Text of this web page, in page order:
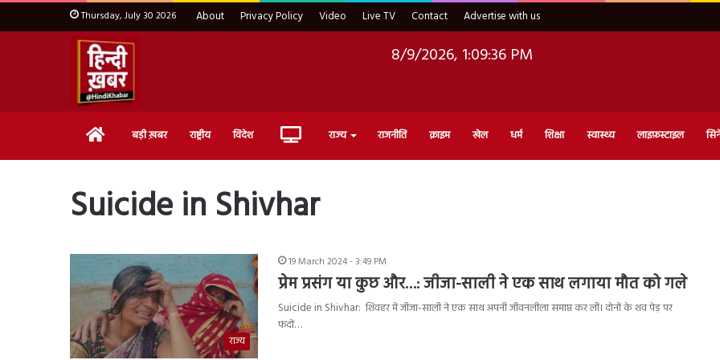
Thursday, July 30 2026 About Privacy Policy Video Live TV Contact Advertise with us
8/9/2026, 1:09:37 PM
Home बड़ी ख़बर राष्ट्रीय विदेश Live राज्य राजनीति क्राइम खेल धर्म शिक्षा स्वास्थ्य लाइफ़स्टाइल
Suicide in Shivhar
राज्य
19 March 2024 - 3:49 PM
प्रेम प्रसंग या कुछ और…: जीजा-साली ने एक साथ लगाया मौत को गले
Suicide in Shivhar: शिवहर में जीजा-साली ने एक साथ अपनी जीवनलीला समाप्त कर ली। दोनों के शव पेड़ पर
फंदों…